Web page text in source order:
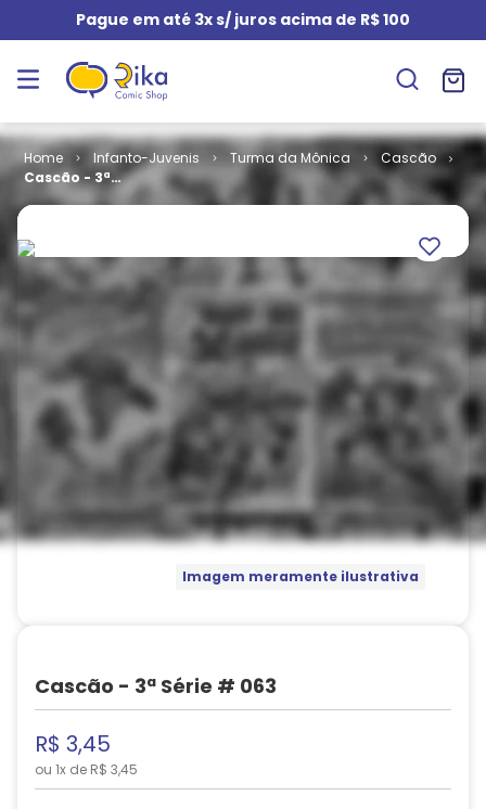
Pague em até 3x s/ juros acima de R$ 100
Infanto-Juvenis Turma da Mônica
Cascão
Cascão - 3ª
Série # 063
Imagem meramente ilustrativa
Cascão - 3ª Série # 063
R$ 3,45
ou 1x de R$ 3,45